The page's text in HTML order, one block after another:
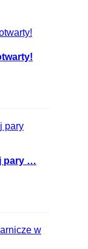
pary …